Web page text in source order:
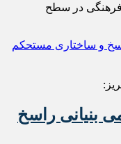
بیش از ۱۵۰ برنامه فرهنگی در سطح
بنیانی راسخ